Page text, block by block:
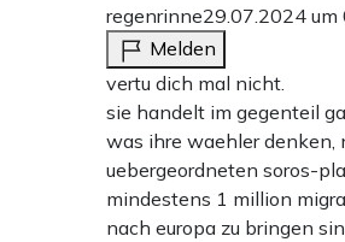
regenrinne29.07.2024 um
Melden
vertu dich mal nicht.
sie handelt im gegenteil
was ihre waehler denken,
uebergeordneten soros-
mindestens 1 million
nach europa zu bringen